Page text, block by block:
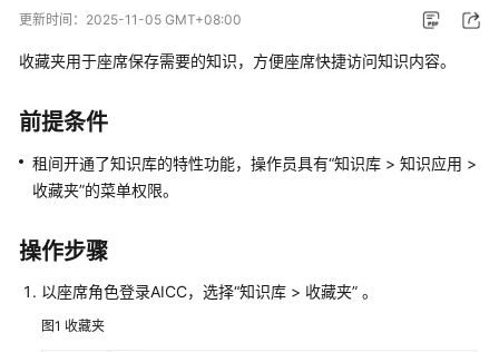
介
速
入
门
户
指
南
云
更新时间： 2025-11-05 GMT+08:00
收藏夹用于座席保存需要的知识，方便座席快捷访问知识内容。
前提条件
租间开通了知识库的特性功能，操作员具有“知识库 > 知识应用 >
收藏夹”的菜单权限。
操作步骤
以座席角色登录AICC，选择“知识库 > 收藏夹” 。
图1 收藏夹